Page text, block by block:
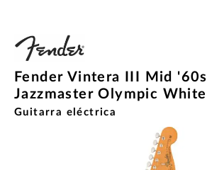
Fender Vintera III Mid '60s
Jazzmaster Olympic White
Guitarra eléctrica